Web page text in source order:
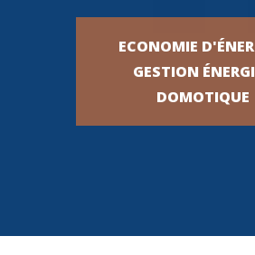
ECONOMIE
GESTION
DOMOTIQUE